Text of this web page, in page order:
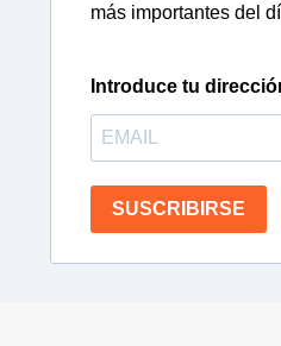
más importantes del
Introduce tu
SUSCRIBIRSE